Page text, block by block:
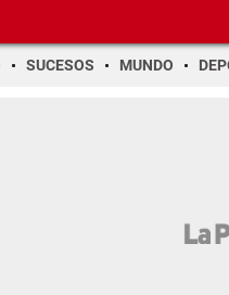
SUCESOS MUNDO